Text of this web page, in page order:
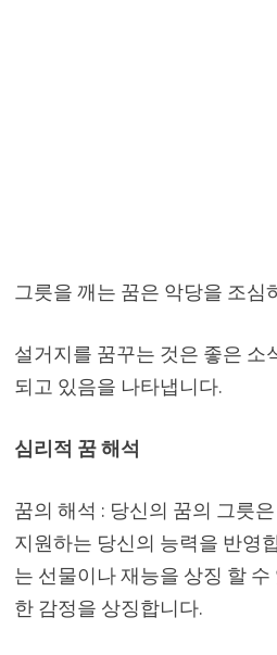
그릇을 깨는 꿈은 악당을 조심
설거지를 꿈꾸는 것은 좋은 소
되고 있음을 나타냅니다.
심리적 꿈 해석
꿈의 해석 : 당신의 꿈의 그릇
지원하는 당신의 능력을 반영
는 선물이나 재능을 상징 할
한 감정을 상징합니다.